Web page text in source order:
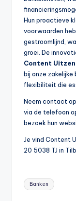
Hun proactieve
voorwaarden
gestroomlijnd,
groei. De
Content
bij onze
flexibiliteit die
Neem contact
via de telefoon
bezoek hun
Je vind Content
20 5038 TJ in
Tags:
Banken